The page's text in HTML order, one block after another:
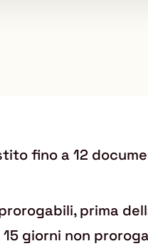
fino a 12
prima
giorni non